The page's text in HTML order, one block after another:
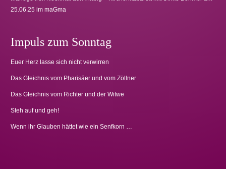
25.06.25 im maGma
Impuls zum Sonntag
Euer Herz lasse sich nicht verwirren
Das Gleichnis vom Pharisäer und vom Zöllner
Das Gleichnis vom Richter und der Witwe
Steh auf und geh!
Wenn ihr Glauben hättet wie ein Senfkorn …